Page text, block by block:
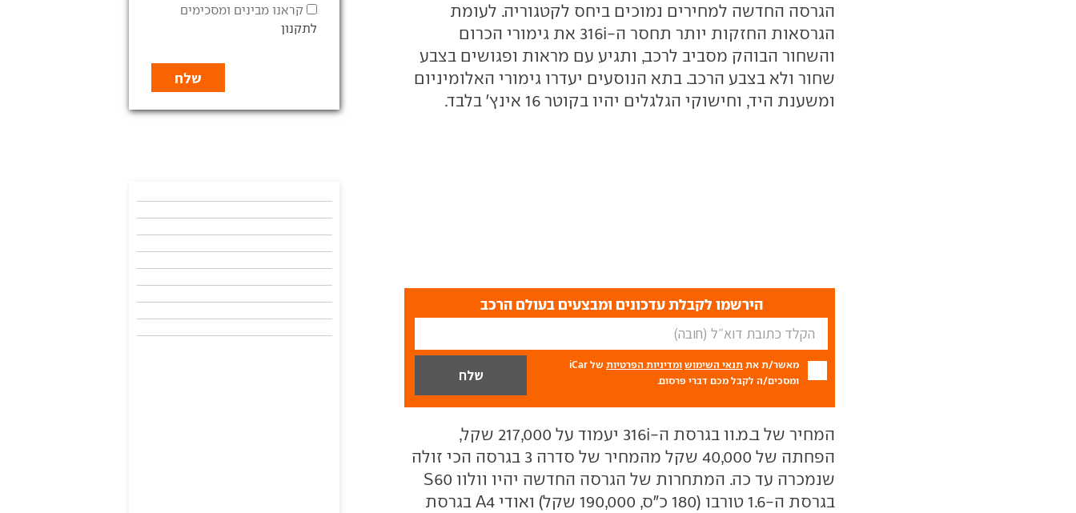
הגרסה החדשה למחירים נמוכים ביחס לקטגוריה. לעומת
הגרסאות החזקות יותר תחסר ה-316i את גימורי הכרום
והשחור הבוהק מסביב לרכב, ותגיע עם מראות ופגושים בצבע
שחור ולא בצבע הרכב. בתא הנוסעים יעדרו גימורי האלומיניום
ומשענת היד, וחישוקי הגלגלים יהיו בקוטר 16 אינץ' בלבד.
הירשמו לקבלת עדכונים ומבצעים בעולם הרכב
מאשר/ת את תנאי השימוש ומדיניות הפרטיות
של iCar
ומסכים/ה לקבל מכם דברי פרסום.
המחיר של ב.מ.וו בגרסת ה-316i יעמוד על 217,000 שקל,
הפחתה של 40,000 שקל מהמחיר של סדרה 3 בגרסה הכי זולה
שנמכרה עד כה. המתחרות של הגרסה החדשה יהיו וולוו S60
בגרסת ה-1.6 טורבו (180 כ"ס, 190,000 שקל) ואודי A4 בגרסת
קראנו מבינים ומסכימים
לתקנון